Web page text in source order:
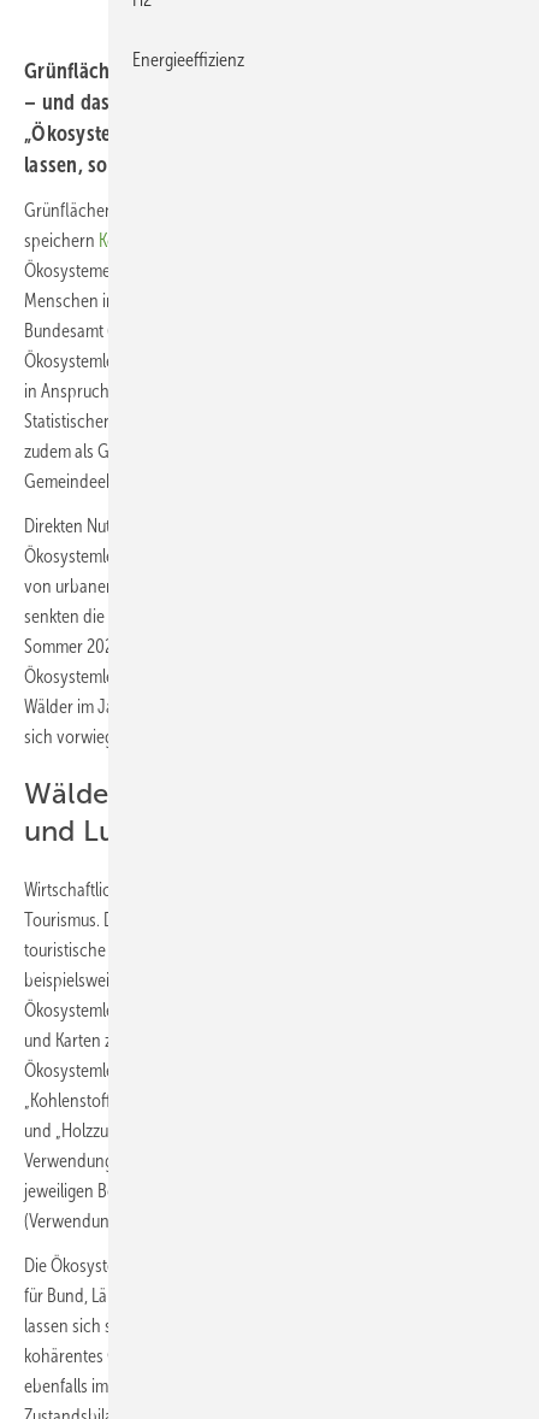
Grünflächen in Städten verbessern deren Klimaresilienz
– und das ist nur eine von den vielen
„Ökosystemleistungen“, die sich in Zahlen ausdrücken
lassen, so das Statistische Bundesamt.
Grünflächen kühlen
speichern Kohlenstoff
Ökosysteme leisten einen bedeutenden Beitrag für die Wohlfahrt der
Menschen in Deutschland. Erstmals veröffentlicht das Statistische
Bundesamt (Destatis) umfangreiche Daten zu ausgewählten
Ökosystemleistungen, die Gesellschaft und Wirtschaft von der Natur
in Anspruch nehmen. Die Ergebnisse sind im
Statistischen Bundesamtes als Kartenangebot verfügbar und stehen
zudem als Geodatendownload sowie Tabellen für Bund-, Länder- und
Gemeindeebene bereit.
Direkten Nutzen für die Gesundheit und das Wohlbefinden bringt die
Ökosystemleistung „Kühlung in Städten“. Diese misst die Kühlleistung
von urbanem Grün an durchschnittlichen Sommertagen. Demnach
senkten die Grünflächen die Temperatur in den deutschen Städten im
Sommer 2023 im Durchschnitt um 0,9 Grad Celsius. Die Daten zur
Ökosystemleistung „Feinstaubfilterung“ zeigen, dass Deutschlands
Wälder im Jahr 2023 insgesamt 25.300 Tonnen Feinstaub filterten, der
sich vorwiegend an Blattflächen ablagert.
Wälder sind als Kohlenstoffsenken
und Luftreiniger in Gefahr
Wirtschaftlich bedeutend ist die Leistung der Natur auch für den
Tourismus. Deutschlandweit hingen im Jahr 2023 rund 265 Millionen
touristische Übernachtungen von attraktiven Ökosystemen wie
beispielsweise Wäldern, Gewässern oder Stränden ab. Diese
Ökosystemleistung wird auf Basis der amtlichen Tourismusstatistik
und Karten zur ästhetischen Landschaftsqualität berechnet. Weitere
Ökosystemleistungen im Datenangebot sind
„Kohlenstoffspeicherung“ sowie „Bereitstellung von Kulturpflanzen“
und „Holzzuwachs“. Eine Darstellung als Aufkommens- und
Verwendungstabelle führt übersichtlich auf, welche Ökosysteme den
jeweiligen Beitrag leisten (Aufkommen) und wer davon profitiert
(Verwendung).
Die Ökosystemleistungen sind derzeit als Zeitreihe von 2015 bis 2023
für Bund, Länder und teilweise auch Gemeinden verfügbar. Dadurch
lassen sich sowohl zeitliche als auch räumliche Trends erkennen. Ein
kohärentes Gesamtbild ergibt sich durch die Verflechtung mit den
ebenfalls im Ökosystematlas enthaltenen Flächen- und
Energieeffizienz